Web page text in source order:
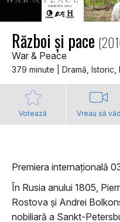
Război şi pace
War & Peace
Votează Vreau să văd
Premiera internațională
În Rusia anului 1805,
Rostova şi Andrei
nobiliară a Sankt-